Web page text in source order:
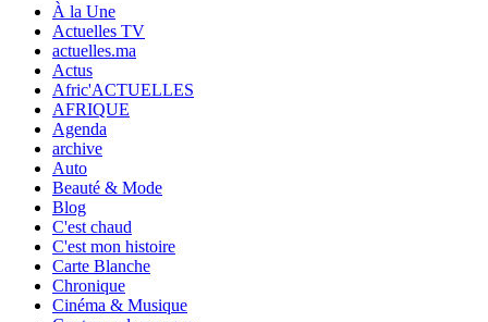
À la Une
Actuelles TV
actuelles.ma
Actus
Afric'ACTUELLES
AFRIQUE
Agenda
archive
Auto
Beauté & Mode
Blog
C'est chaud
C'est mon histoire
Carte Blanche
Chronique
Cinéma & Musique